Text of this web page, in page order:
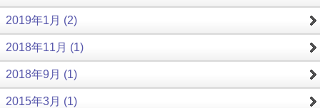
2019年1月 (2)
2018年11月 (1)
2018年9月 (1)
2015年3月 (1)